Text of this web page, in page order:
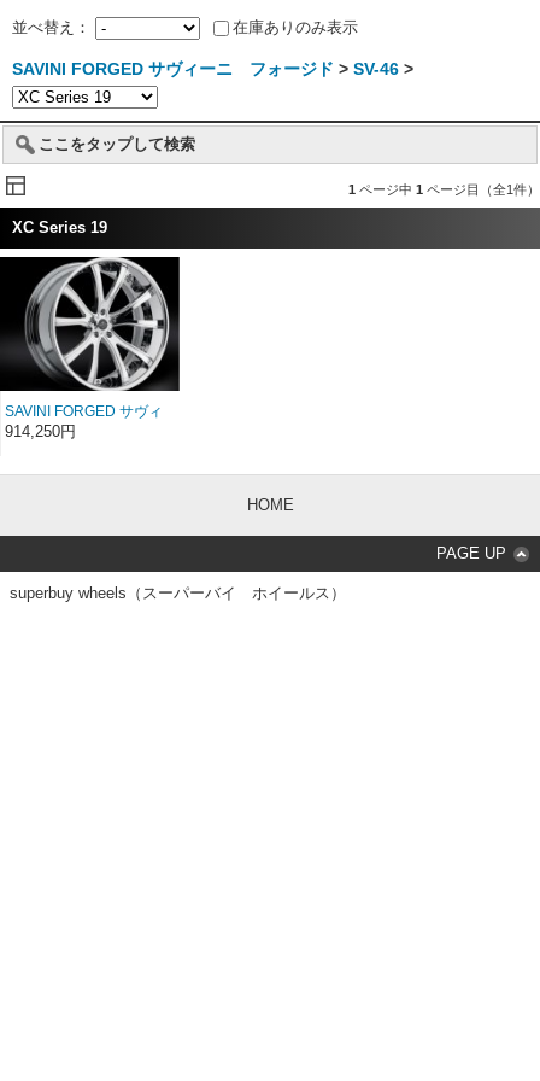
並べ替え： 在庫ありのみ表示
SAVINI FORGED サヴィーニ フォージド > SV-46 >
ここをタップして検索
1 ページ中 1 ページ目（全1件）
XC Series 19
SAVINI FORGED サヴィ
ーニ フォージド XC
914,250円
HOME
PAGE UP
superbuy wheels（スーパーバイ ホイールス）